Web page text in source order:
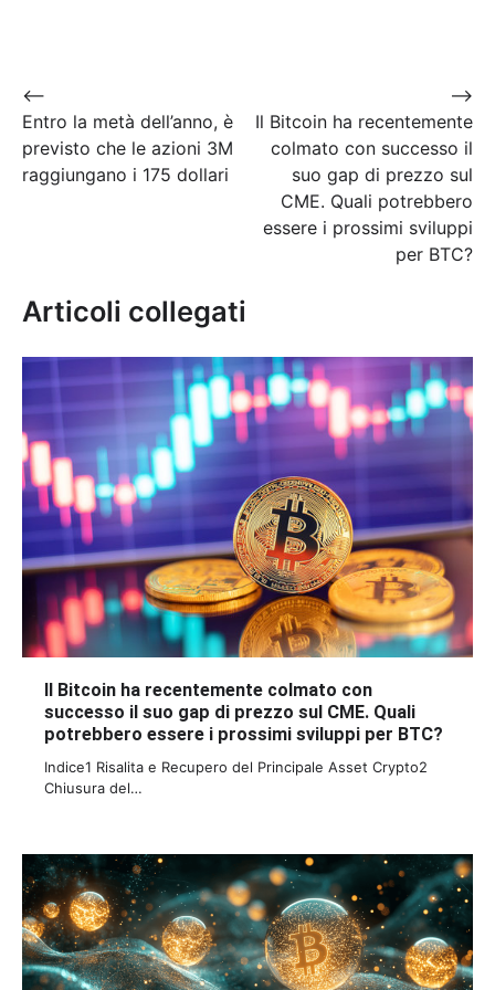
Navigazione
articoli
⟵
Entro la metà dell’anno, è
previsto che le azioni 3M
raggiungano i 175 dollari
Il Bitcoin ha recentemente
colmato con successo il
suo gap di prezzo sul
CME. Quali potrebbero
essere i prossimi sviluppi
per BTC?
⟶
Articoli collegati
Il Bitcoin ha recentemente colmato con
successo il suo gap di prezzo sul CME. Quali
potrebbero essere i prossimi sviluppi per BTC?
Indice1 Risalita e Recupero del Principale Asset Crypto2
Chiusura del…